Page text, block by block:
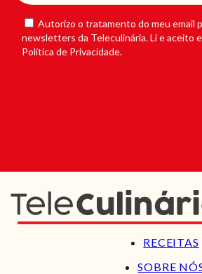
Autorizo o tratamento do meu email
newsletters da Teleculinária. Li e aceito
Política de Privacidade.
RECEITAS
SOBRE